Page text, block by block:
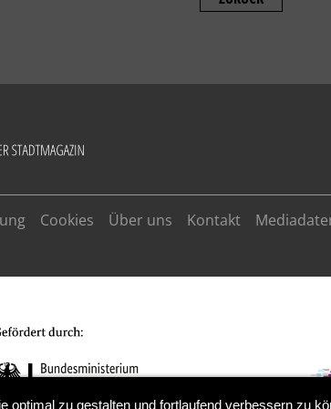
Cookies Über uns Kontakt
optimal zu gestalten und fortlaufend verbessern zu